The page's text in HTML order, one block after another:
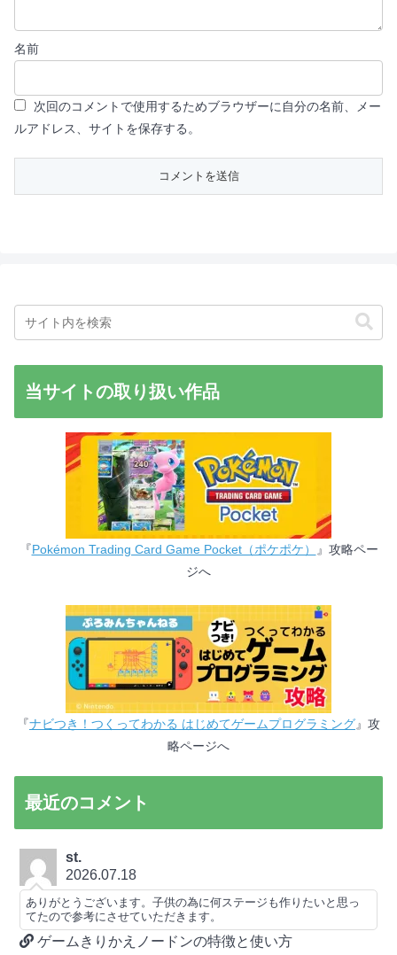
名前
次回のコメントで使用するためブラウザーに自分の名前、メー
ルアドレス、サイトを保存する。
当サイトの取り扱い作品
『Pokémon Trading Card Game Pocket（ポケポケ）
』攻略ペー
ジへ
『ナビつき！つくってわかる はじめてゲームプログラミング』攻
略ページへ
最近のコメント
st.
2026.07.18
ありがとうございます。子供の為に何ステージも作りたいと思っ
てたので参考にさせていただきます。
ゲームきりかえノードンの特徴と使い方